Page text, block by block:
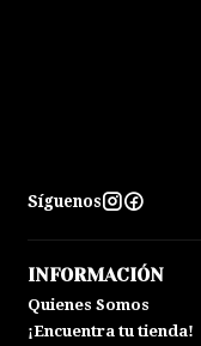
Síguenos
INFORMACIÓN
Quienes Somos
¡Encuentra tu tienda!